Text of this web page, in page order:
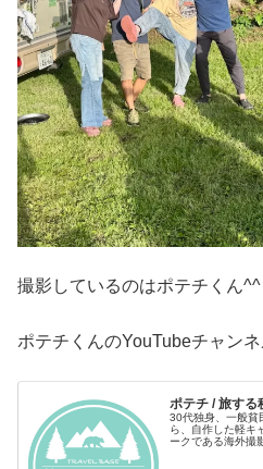
撮影しているのはポテチくん^^
ポテチくんのYouTubeチャンネ
ポテチ / 旅する
30代独身、一般貧
ら、自作した軽キ
ークである海外撮